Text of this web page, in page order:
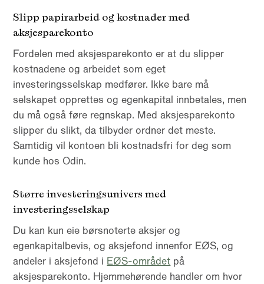
Slipp papirarbeid og kostnader med
aksjesparekonto
Fordelen med aksjesparekonto er at du slipper
kostnadene og arbeidet som eget
investeringsselskap medfører. Ikke bare må
selskapet opprettes og egenkapital innbetales, men
du må også føre regnskap. Med aksjesparekonto
slipper du slikt, da tilbyder ordner det meste.
Samtidig vil kontoen bli kostnadsfri for deg som
kunde hos Odin.
Større investeringsunivers med
investeringsselskap
Du kan kun eie børsnoterte aksjer og
egenkapitalbevis, og aksjefond innenfor EØS, og
andeler i aksjefond i EØS-området på
aksjesparekonto. Hjemmehørende handler om hvor